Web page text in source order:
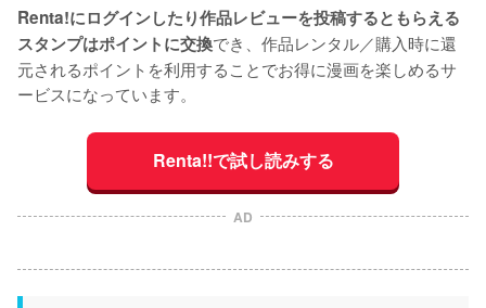
Renta!にログインしたり作品レビューを投稿するともらえる
スタンプはポイントに交換でき、作品レンタル／購入時に還
元されるポイントを利用することでお得に漫画を楽しめるサ
ービスになっています。
Renta!!で試し読みする
AD